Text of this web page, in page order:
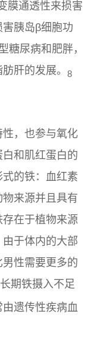
膜通透性来损害
胰岛β细胞功
糖尿病和肥胖，
肝的发展。 8
，也参与氧化
和肌红蛋白的
的铁：血红素
来源并且具有
在于植物来源
于体内的大部
性需要更多的
长期铁摄入不足
遗传性疾病血